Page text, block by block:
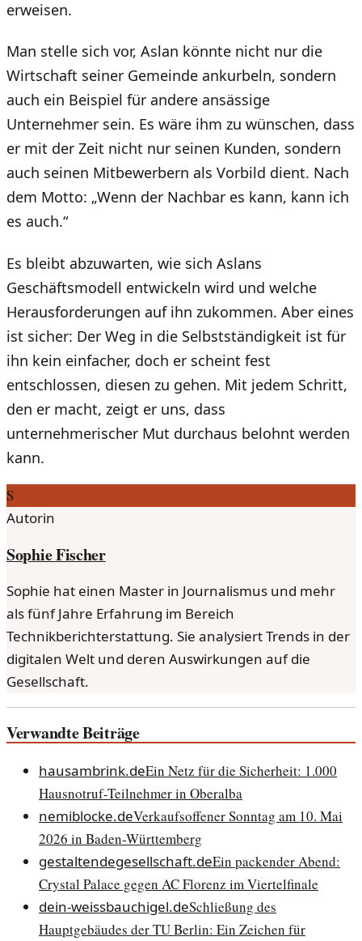
erweisen.
Man stelle sich vor, Aslan könnte nicht nur die
Wirtschaft seiner Gemeinde ankurbeln, sondern
auch ein Beispiel für andere ansässige
Unternehmer sein. Es wäre ihm zu wünschen, dass
er mit der Zeit nicht nur seinen Kunden, sondern
auch seinen Mitbewerbern als Vorbild dient. Nach
dem Motto: „Wenn der Nachbar es kann, kann ich
es auch.“
Es bleibt abzuwarten, wie sich Aslans
Geschäftsmodell entwickeln wird und welche
Herausforderungen auf ihn zukommen. Aber eines
ist sicher: Der Weg in die Selbstständigkeit ist für
ihn kein einfacher, doch er scheint fest
entschlossen, diesen zu gehen. Mit jedem Schritt,
den er macht, zeigt er uns, dass
unternehmerischer Mut durchaus belohnt werden
kann.
S
Autorin
Sophie Fischer
Sophie hat einen Master in Journalismus und mehr
als fünf Jahre Erfahrung im Bereich
Technikberichterstattung. Sie analysiert Trends in der
digitalen Welt und deren Auswirkungen auf die
Gesellschaft.
Verwandte Beiträge
hausambrink.deEin Netz für die Sicherheit: 1.000
Hausnotruf-Teilnehmer in Oberalba
nemiblocke.deVerkaufsoffener Sonntag am 10. Mai
2026 in Baden-Württemberg
gestaltendegesellschaft.deEin packender Abend:
Crystal Palace gegen AC Florenz im Viertelfinale
dein-weissbauchigel.deSchließung des
Hauptgebäudes der TU Berlin: Ein Zeichen für